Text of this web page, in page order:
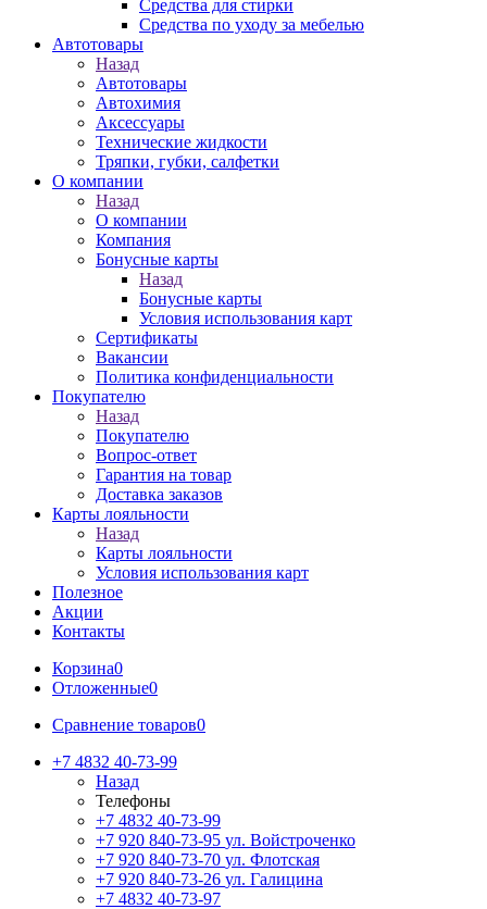
Средства для стирки
Средства по уходу за мебелью
Автотовары
Назад
Автотовары
Автохимия
Аксессуары
Технические жидкости
Тряпки, губки, салфетки
О компании
Назад
О компании
Компания
Бонусные карты
Назад
Бонусные карты
Условия использования карт
Сертификаты
Вакансии
Политика конфиденциальности
Покупателю
Назад
Покупателю
Вопрос-ответ
Гарантия на товар
Доставка заказов
Карты лояльности
Назад
Карты лояльности
Условия использования карт
Полезное
Акции
Контакты
Корзина0
Отложенные0
Сравнение товаров0
+7 4832 40-73-99
Назад
Телефоны
+7 4832 40-73-99
+7 920 840-73-95 ул. Войстроченко
+7 920 840-73-70 ул. Флотская
+7 920 840-73-26 ул. Галицина
+7 4832 40-73-97